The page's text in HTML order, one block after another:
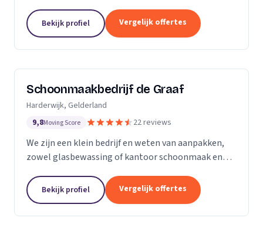
om uw omgeving schoon, fris en gastvrij te...
Bekijk profiel Vergelijk offertes
Schoonmaakbedrijf de Graaf
Harderwijk, Gelderland
9,8Moving Score 22 reviews
We zijn een klein bedrijf en weten van aanpakken,
zowel glasbewassing of kantoor schoonmaak en
bedrijven waar schoon gemaakt moet worden is
voor ons...
Bekijk profiel Vergelijk offertes